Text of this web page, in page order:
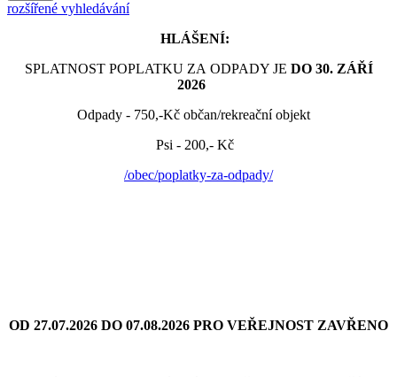
rozšířené vyhledávání
HLÁŠENÍ:
SPLATNOST POPLATKU ZA ODPADY JE DO 30. ZÁŘÍ
2026
Odpady - 750,-Kč občan/rekreační objekt
Psi - 200,- Kč
/obec/poplatky-za-odpady/
OD 27.07.2026 DO 07.08.2026 PRO VEŘEJNOST ZAVŘENO